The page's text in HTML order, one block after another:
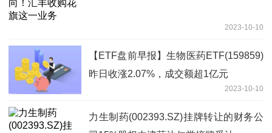
2023-10-10
【ETF盘前早报】生物医药ETF(159859)
昨日收涨2.07%，成交额超1亿元
2023-10-10
力生制药(002393.SZ)挂牌转让的财务公